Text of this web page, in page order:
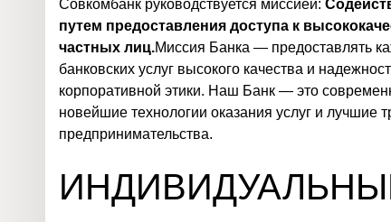
Совкомбанк руководствуется миссией:
путем предоставления доступа к
частных лиц.Миссия Банка — предоставлять
банковских услуг высокого качества и
корпоративной этики. Наш Банк — это
новейшие технологии оказания услуг и лучшие
предпринимательства.